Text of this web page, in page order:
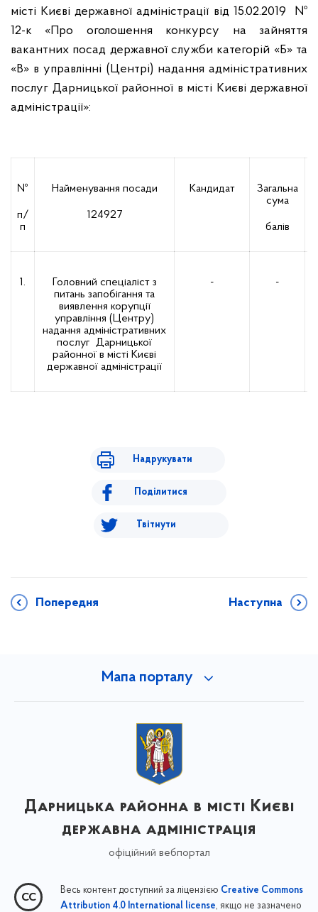
місті Києві державної адміністрації від 15.02.2019 №
12-к «Про оголошення конкурсу на зайняття
вакантних посад державної служби категорій «Б» та
«В» в управлінні (Центрі) надання адміністративних
послуг Дарницької районної в місті Києві державної
адміністрації»:
№
п/
п
Найменування посади
124927
Кандидат
Загальна
сума
балів
1.
Головний спеціаліст з
питань запобігання та
виявлення корупції
управління (Центру)
надання адміністративних
послуг Дарницької
районної в місті Києві
державної адміністрації
- -
Надрукувати
Поділитися
Твітнути
Попередня Наступна
Мапа порталу
Дарницька районна в місті Києві
державна адміністрація
офіційний вебпортал
Весь контент доступний за ліцензією Creative Commons
Attribution 4.0 International license, якщо не зазначено